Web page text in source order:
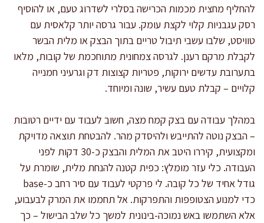
להחליף מחצית מכמות הכרישה בסלרי לשדרוג טעם, או להוסיף
רסק עגבניות קלוי לקצת עומק. עבור גרסה יותר קלאסית עם
טוויסט, שלבו עשבי תיבול טריים בתוך הבצק או מלית הבשר
לקבלת מרקם רענן. לגרסה צמחונית מתוחכמת של קובות, מלאו
בתערובת עדשים ירוקות, פטריות קצוצות דק וגרעיני חמנייה
קלויים – קבלת טעם עשיר, שונה ומיוחד.
במהלך עבודה עם בצק קמח מצה, חשוב לעבוד עם ידיים רטובות
– הבצק נוטה להתייבש ולהיסדק מהר. להבטחת תוצאה מדויקת
ומקצועית, קיררו היטב את המלית והבצק כ-30 דקות לפני
העבודה. כלי עזר מומלץ: כפית קטנה להנחת מלית, שומרת על
גודל אחיד של כל קובה. לי פרקטי לעבוד עם סיר רחב כ-base
כדי למנוע הצטופפות והתפרקות. אל תחממו את המרק לבעבוע,
אלא השתמשו באש נמוכה-בינונית למשך כל שלב הבישול – כך